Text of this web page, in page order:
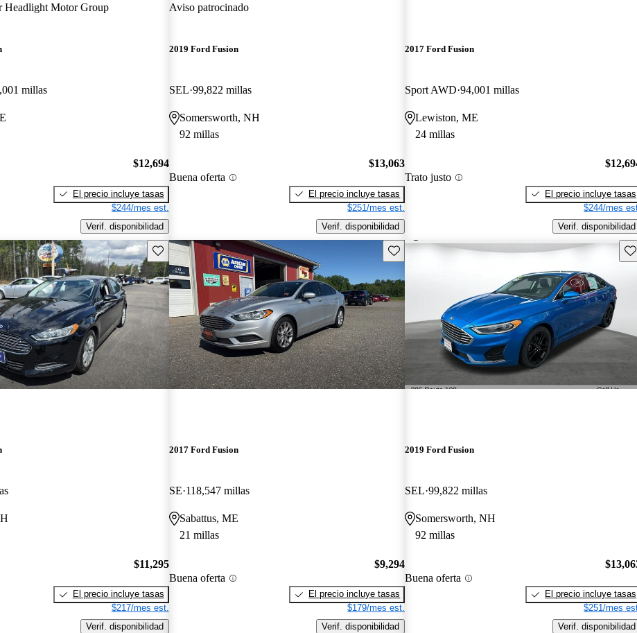
Headlight Motor Group
millas
$12,694
El precio incluye tasas
$244/mes est.
Verif. disponibilidad
Aviso patrocinado
2019 Ford Fusion
SEL 99,822 millas
Somersworth, NH
92 millas
Buena oferta
$13,063
El precio incluye tasas
$251/mes est.
Verif. disponibilidad
2017 Ford Fusion
Sport AWD 94,001 millas
Lewiston, ME
24 millas
Trato justo
El precio incluye tasas
$244/mes
Verif. disponibilidad
Guarda este Aviso
$11,295
El precio incluye tasas
$217/mes est.
Verif. disponibilidad
Guarda este Aviso
2017 Ford Fusion
SE 118,547 millas
Sabattus, ME
21 millas
Buena oferta
$9,294
El precio incluye tasas
$179/mes est.
Verif. disponibilidad
2019 Ford Fusion
SEL 99,822 millas
Somersworth, NH
92 millas
Buena oferta
El precio incluye tasas
$251/mes
Verif. disponibilidad